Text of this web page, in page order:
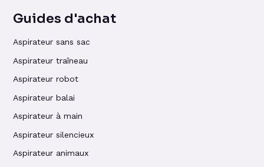
Guides d'achat
Aspirateur sans sac
Aspirateur traîneau
Aspirateur robot
Aspirateur balai
Aspirateur à main
Aspirateur silencieux
Aspirateur animaux